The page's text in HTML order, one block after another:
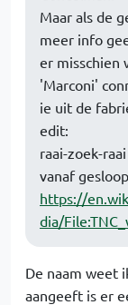
Maar als de
meer info
er misschien
'Marconi'
ie uit de
edit:
raai-zoek-
vanaf
https://
dia/
De naam weet
aangeeft is er